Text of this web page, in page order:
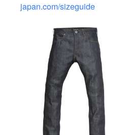
japan.com/sizeguide